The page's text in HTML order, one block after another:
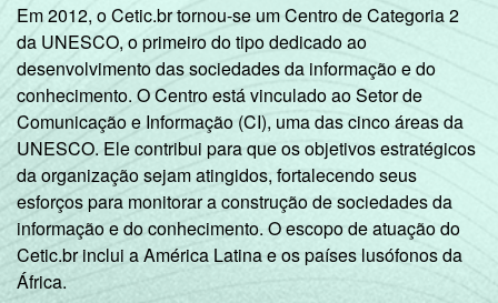
Em 2012, o Cetic.br tornou-se um Centro de Categoria 2
da UNESCO, o primeiro do tipo dedicado ao
desenvolvimento das sociedades da informação e do
conhecimento. O Centro está vinculado ao Setor de
Comunicação e Informação (CI), uma das cinco áreas da
UNESCO. Ele contribui para que os objetivos estratégicos
da organização sejam atingidos, fortalecendo seus
esforços para monitorar a construção de sociedades da
informação e do conhecimento. O escopo de atuação do
Cetic.br inclui a América Latina e os países lusófonos da
África.